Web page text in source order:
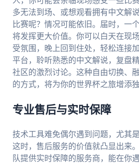
多无法到场、或想观看拥有中文解
比赛呢？情况可能依旧。届时，一
将发挥更大价值。你可以白天在现
受氛围，晚上回到住处，轻松连接
平台，聆听熟悉的中文解说，复盘
社区的激烈讨论。这种自由切换、
的方式，将为你的世界杯之旅增添
专业售后与实时保障
技术工具难免偶尔遇到问题，尤其
这时，售后服务的价值就凸显出来
队提供实时保障的服务商，能在你